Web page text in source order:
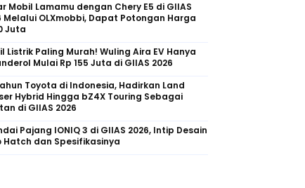
Mobil Lamamu dengan Chery E5 di GIIAS
Melalui OLXmobbi, Dapat Potongan Harga
Juta
Listrik Paling Murah! Wuling Aira EV Hanya
Mulai Rp 155 Juta di GIIAS 2026
Toyota di Indonesia, Hadirkan Land
Hybrid Hingga bZ4X Touring Sebagai
di GIIAS 2026
Pajang IONIQ 3 di GIIAS 2026, Intip Desain
Hatch dan Spesifikasinya